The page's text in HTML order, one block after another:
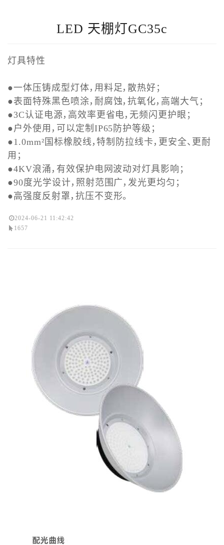
LED 天棚灯GC35c
灯具特性
●一体压铸成型灯体，用料足，散热好；
●表面特殊黑色喷涂，耐腐蚀，抗氧化，高端大气；
●3C认证电源，高效率更省电，无频闪更护眼；
●户外使用，可以定制IP65防护等级；
●1.0mm²国标橡胶线，特制防拉线卡，更安全、更耐
用；
●4KV浪涌，有效保护电网波动对灯具影响；
●90度光学设计，照射范围广，发光更均匀；
●高强度反射罩，抗压不变形。
2024-06-21 11:42:42
1657